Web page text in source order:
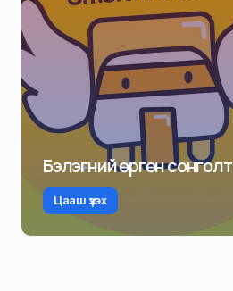
Бэлэгний өргөн сонголт
Цааш үзэх